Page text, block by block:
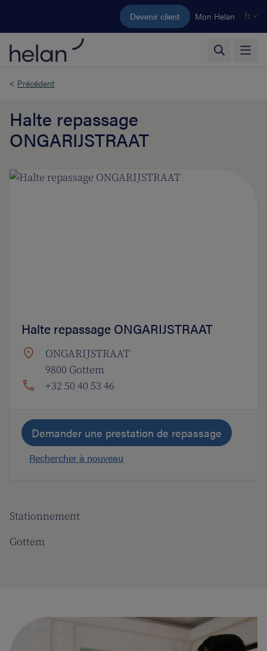
Aller au contenu principal
Devenir client Mon Helan fr
< Précédent
Halte repassage
ONGARIJSTRAAT
Stationnement
Gottem
Halte repassage ONGARIJSTRAAT
ONGARIJSTRAAT
9800 Gottem
+32 50 40 53 46
Demander une prestation de repassage
Rechercher à nouveau